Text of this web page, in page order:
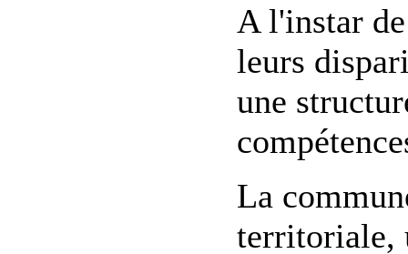
A l'instar
leurs
une
La
territoriale,